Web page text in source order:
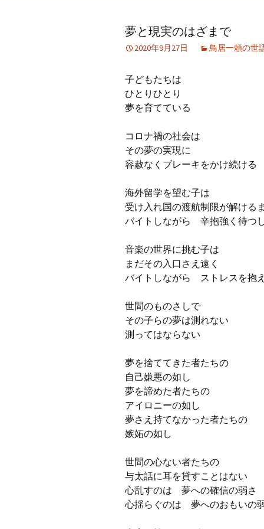
記事（51）～
アーカイブ（４）
記事（151）～
記事（201）～
論文
アーカイブ（４）
講演録
アーカイブ（５）
四国遍路紀行文
夢と現実のはざまで
2020年9月27日 鳥居一頼の世
子どもたちは
ひとりひとり
夢を育てている
コロナ禍の社会は
その夢の実現に
容赦なくブレーキをかけ続ける
海外留学を望む子は
受け入れ国の渡航制限が解ける
バイトしながら 辛抱強く待つ
音楽の世界に挑む子は
まだその入口さえ遠く
バイトしながら ストレスを抱
世間のものさしで
その子らの夢は測れない
測ってはならない
夢を捨ててきた者たちの
自己嫌悪の如し
夢を諦めた者たちの
アイロニーの如し
夢さえ持てなかった者たちの
嫉妬の如し
世間の心ない者たちの
与太話に耳を貸すことはない
心乱すのは 夢への確信の弱さ
心揺らぐのは 夢へのおもいの